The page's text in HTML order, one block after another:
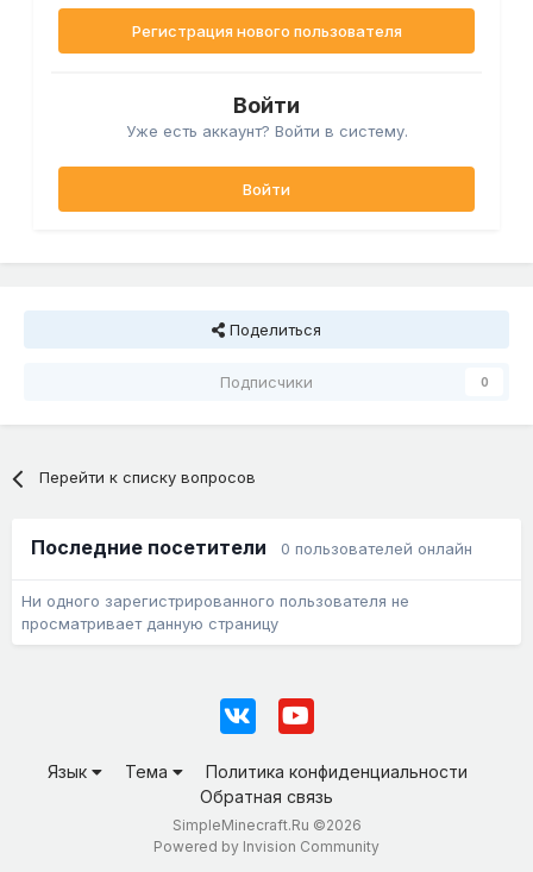
Регистрация нового пользователя
Войти
Уже есть аккаунт? Войти в систему.
Войти
Поделиться
Подписчики 0
Перейти к списку вопросов
Последние посетители 0 пользователей онлайн
Ни одного зарегистрированного пользователя не
просматривает данную страницу
Язык Тема
Политика конфиденциальности
Обратная связь
SimpleMinecraft.Ru ©2026
Powered by Invision Community